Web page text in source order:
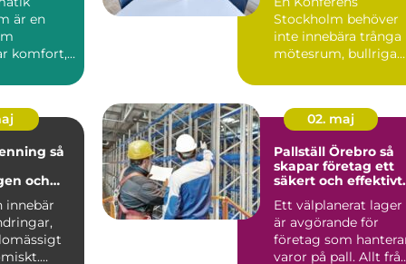
är en
komfort,
Stockholm behöver
inte innebära trånga
mötesrum, bullriga
avbrott. A...
så
och
innebär
02. maj
Pallställ Örebro så
skapar företag ett
säkert och effektivt
Ett välplanerat lager
är avgörande för
företag som
varor på pall. Allt